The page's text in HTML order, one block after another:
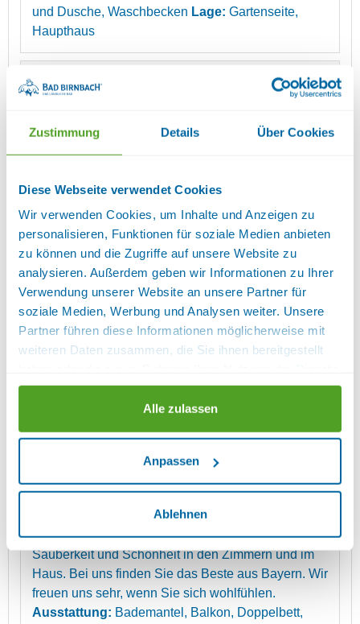
Zustimmung Details Über Cookies
Diese Webseite verwendet Cookies
Wir verwenden Cookies, um Inhalte und Anzeigen zu
personalisieren, Funktionen für soziale Medien anbieten
zu können und die Zugriffe auf unsere Website zu
analysieren. Außerdem geben wir Informationen zu Ihrer
Verwendung unserer Website an unsere Partner für
soziale Medien, Werbung und Analysen weiter. Unsere
Partner führen diese Informationen möglicherweise mit
weiteren Daten zusammen, die Sie ihnen bereitgestellt
gesammelt haben.
Alle zulassen
Anpassen
Ablehnen
und Dusche, Waschbecken Lage: Gartenseite,
Haupthaus
mehr (6 ) »
mehr (6 ) »
mehr (6 ) »
Details
Materialen ausgestattet, um ein gutes Raum- und
Schlafklima zu schaffen. Für Allergiker stellen wir
Hölzern sind unsere Möbeln gefertigt und nach
orthopädischen Gesichtspunkten. Unsere stillen
Engel sorgen mit viel Fleiß und Akkuratesse für
Sauberkeit und Schönheit in den Zimmern und im
Haus. Bei uns finden Sie das Beste aus Bayern. Wir
freuen uns sehr, wenn Sie sich wohlfühlen.
Ausstattung: Bademantel, Balkon, Doppelbett,